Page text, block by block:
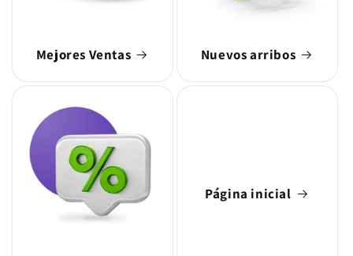
Mejores Ventas Nuevos arribos
Página inicial